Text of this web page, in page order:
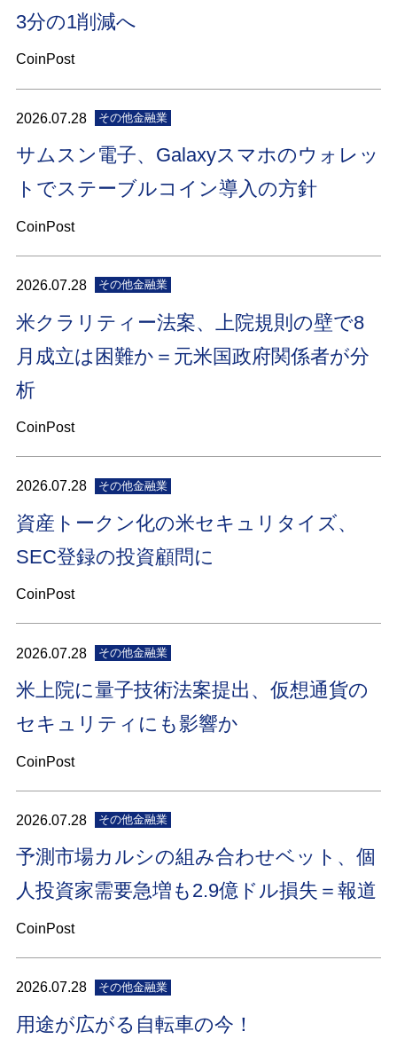
3分の1削減へ
CoinPost
2026.07.28 その他金融業
サムスン電子、Galaxyスマホのウォレッ
トでステーブルコイン導入の方針
CoinPost
2026.07.28 その他金融業
米クラリティー法案、上院規則の壁で8
月成立は困難か＝元米国政府関係者が分
析
CoinPost
2026.07.28 その他金融業
資産トークン化の米セキュリタイズ、
SEC登録の投資顧問に
CoinPost
2026.07.28 その他金融業
米上院に量子技術法案提出、仮想通貨の
セキュリティにも影響か
CoinPost
2026.07.28 その他金融業
予測市場カルシの組み合わせベット、個
人投資家需要急増も2.9億ドル損失＝報道
CoinPost
2026.07.28 その他金融業
用途が広がる自転車の今！